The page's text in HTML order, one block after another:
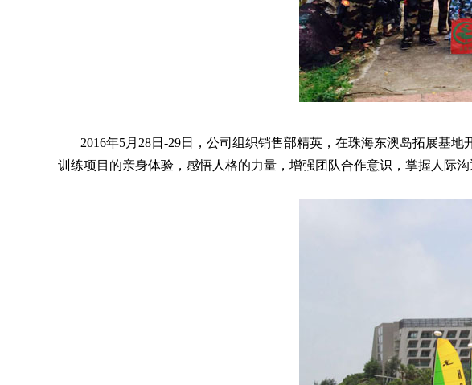
2016年5月28日-29日，公司组织销售部精英，在珠海东澳岛拓展基地
训练项目的亲身体验，感悟人格的力量，增强团队合作意识，掌握人际